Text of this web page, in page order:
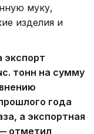
муку,
изделия и
экспорт
тонн на сумму
года
а экспортная
отметил